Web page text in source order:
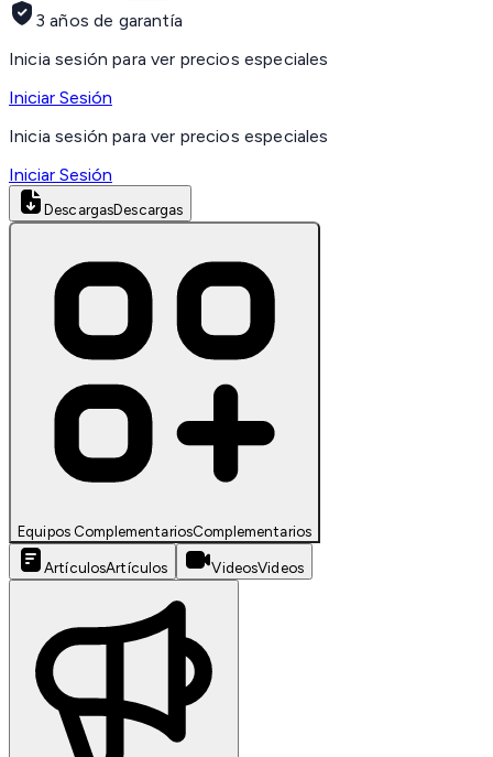
3 años de garantía
Inicia sesión para ver precios especiales
Iniciar Sesión
Inicia sesión para ver precios especiales
Iniciar Sesión
DescargasDescargas
Equipos ComplementariosComplementarios
ArtículosArtículos VideosVideos